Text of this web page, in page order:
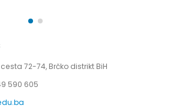
72-74, Brčko distrikt BiH
590 605